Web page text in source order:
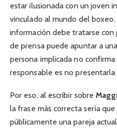
estar ilusionada con un joven
vinculado al mundo del
información debe tratarse con
de prensa puede apuntar a
persona implicada no
responsable es no
Por eso, al escribir sobre
la frase más correcta sería
públicamente una pareja